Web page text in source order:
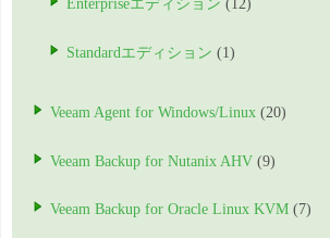
Enterpriseエディション (12)
Standardエディション (1)
Veeam Agent for Windows/Linux (20)
Veeam Backup for Nutanix AHV (9)
Veeam Backup for Oracle Linux KVM (7)